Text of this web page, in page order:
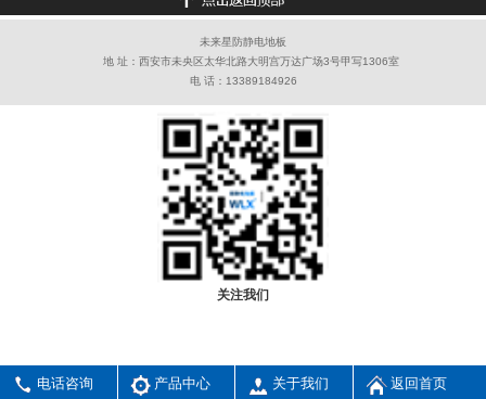
未来星防静电地板
地 址：西安市未央区太华北路大明宫万达广场3号甲写1306室
电 话：13389184926
关注我们
电话咨询 产品中心 关于我们 返回首页